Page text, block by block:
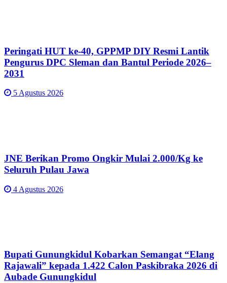
Peringati HUT ke-40, GPPMP DIY Resmi Lantik
Pengurus DPC Sleman dan Bantul Periode 2026–
2031
5 Agustus 2026
JNE Berikan Promo Ongkir Mulai 2.000/Kg ke
Seluruh Pulau Jawa
4 Agustus 2026
Bupati Gunungkidul Kobarkan Semangat “Elang
Rajawali” kepada 1.422 Calon Paskibraka 2026 di
Aubade Gunungkidul